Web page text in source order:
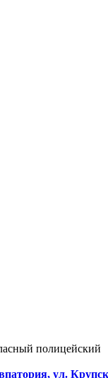
полицейский
ул.